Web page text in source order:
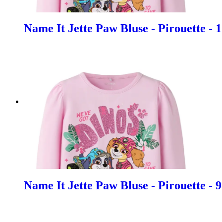
Name It Jette Paw Bluse - Pirouette -
Name It Jette Paw Bluse - Pirouette -